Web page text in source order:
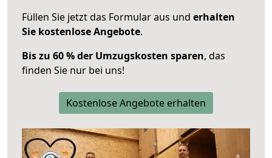
Füllen Sie jetzt das Formular aus und erhalten
Sie kostenlose Angebote.
Bis zu 60 % der Umzugskosten sparen, das
finden Sie nur bei uns!
Kostenlose Angebote erhalten